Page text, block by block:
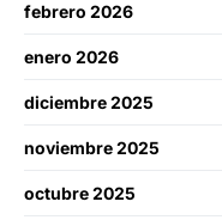
febrero 2026
enero 2026
diciembre 2025
noviembre 2025
octubre 2025